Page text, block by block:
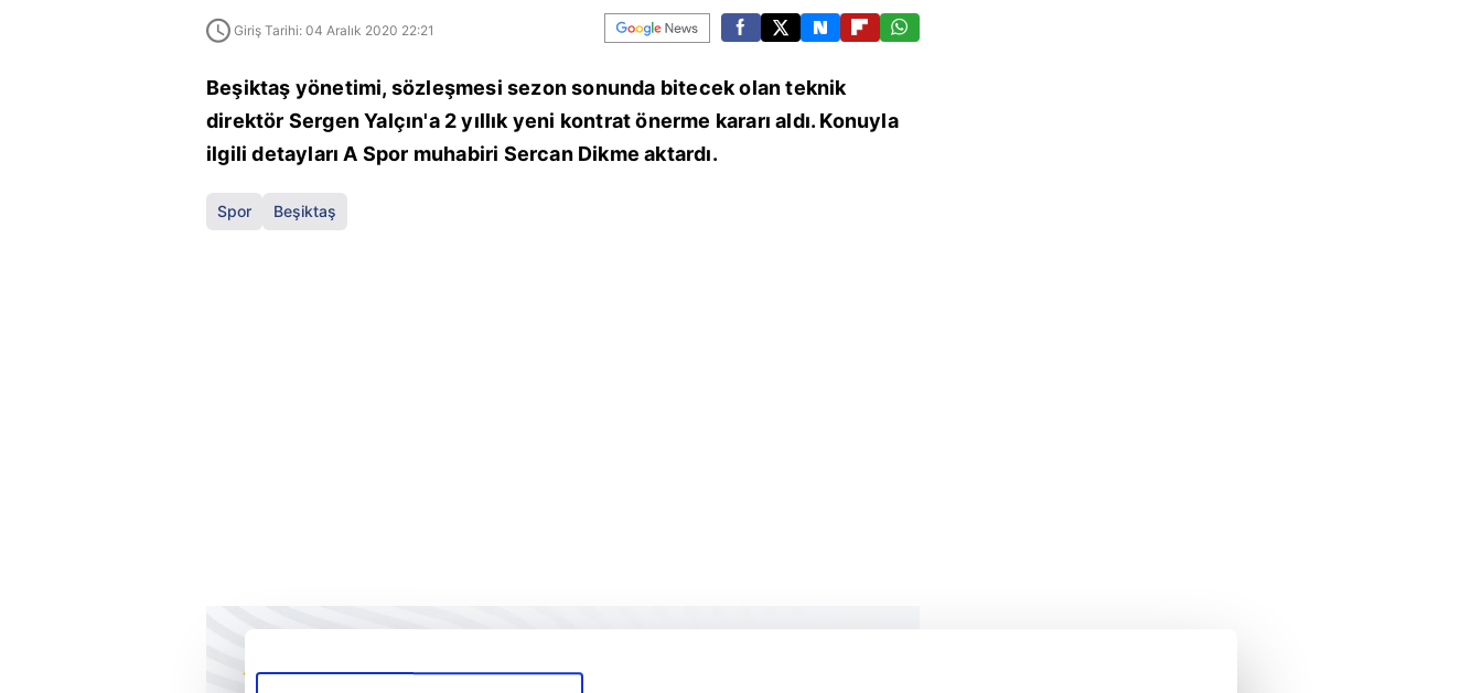
Giriş Tarihi: 04 Aralık 2020 22:21
Beşiktaş yönetimi, sözleşmesi sezon sonunda bitecek olan teknik
direktör Sergen Yalçın'a 2 yıllık yeni kontrat önerme kararı aldı. Konuyla
ilgili detayları A Spor muhabiri Sercan Dikme aktardı.
Spor Beşiktaş